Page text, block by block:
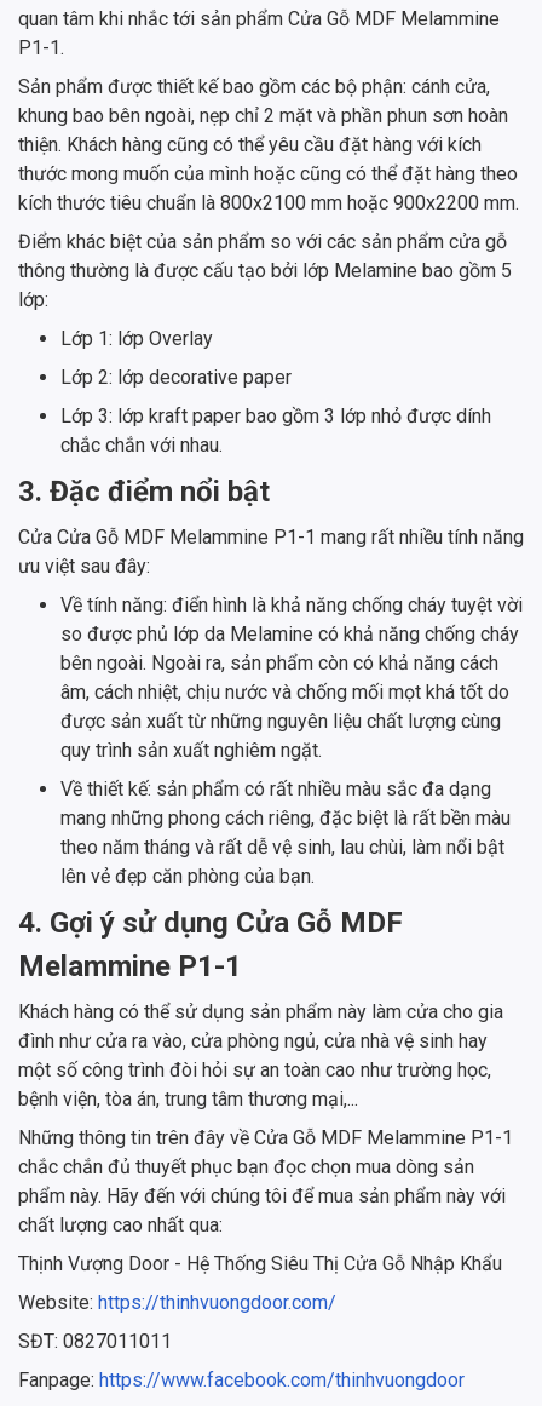
quan tâm khi nhắc tới sản phẩm Cửa Gỗ MDF Melammine
P1-1.
Sản phẩm được thiết kế bao gồm các bộ phận: cánh cửa,
khung bao bên ngoài, nẹp chỉ 2 mặt và phần phun sơn hoàn
thiện. Khách hàng cũng có thể yêu cầu đặt hàng với kích
thước mong muốn của mình hoặc cũng có thể đặt hàng theo
kích thước tiêu chuẩn là 800x2100 mm hoặc 900x2200 mm.
Điểm khác biệt của sản phẩm so với các sản phẩm cửa gỗ
thông thường là được cấu tạo bởi lớp Melamine bao gồm 5
lớp:
Lớp 1: lớp Overlay
Lớp 2: lớp decorative paper
Lớp 3: lớp kraft paper bao gồm 3 lớp nhỏ được dính
chắc chắn với nhau.
3. Đặc điểm nổi bật
Cửa Cửa Gỗ MDF Melammine P1-1 mang rất nhiều tính năng
ưu việt sau đây:
Về tính năng: điển hình là khả năng chống cháy tuyệt vời
so được phủ lớp da Melamine có khả năng chống cháy
bên ngoài. Ngoài ra, sản phẩm còn có khả năng cách
âm, cách nhiệt, chịu nước và chống mối mọt khá tốt do
được sản xuất từ những nguyên liệu chất lượng cùng
quy trình sản xuất nghiêm ngặt.
Về thiết kế: sản phẩm có rất nhiều màu sắc đa dạng
mang những phong cách riêng, đặc biệt là rất bền màu
theo năm tháng và rất dễ vệ sinh, lau chùi, làm nổi bật
lên vẻ đẹp căn phòng của bạn.
4. Gợi ý sử dụng Cửa Gỗ MDF
Melammine P1-1
Khách hàng có thể sử dụng sản phẩm này làm cửa cho gia
đình như cửa ra vào, cửa phòng ngủ, cửa nhà vệ sinh hay
một số công trình đòi hỏi sự an toàn cao như trường học,
bệnh viện, tòa án, trung tâm thương mại,...
Những thông tin trên đây về Cửa Gỗ MDF Melammine P1-1
chắc chắn đủ thuyết phục bạn đọc chọn mua dòng sản
phẩm này. Hãy đến với chúng tôi để mua sản phẩm này với
chất lượng cao nhất qua:
Thịnh Vượng Door - Hệ Thống Siêu Thị Cửa Gỗ Nhập Khẩu
Website: https://thinhvuongdoor.com/
SĐT: 0827011011
Fanpage: https://www.facebook.com/thinhvuongdoor